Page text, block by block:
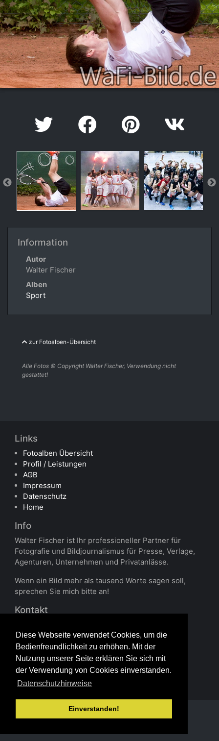
Diese Webseite verwendet Cookies, um die
Bedienfreundlichkeit zu erhöhen. Mit der
Nutzung unserer Seite erklären Sie sich mit
der Verwendung von Cookies einverstanden.
Datenschutzhinweise
Einverstanden!
Information
Autor
Walter Fischer
Alben
Sport
zur Fotoalben-Übersicht
Alle Fotos © Copyright Walter Fischer, Verwendung nicht
gestattet!
Links
Fotoalben Übersicht
Profil / Leistungen
AGB
Impressum
Datenschutz
Home
Info
Walter Fischer ist Ihr professioneller Partner für
Fotografie und Bildjournalismus für Presse, Verlage,
Agenturen, Unternehmen und Privatanlässe.
Wenn ein Bild mehr als tausend Worte sagen soll,
sprechen Sie mich bitte an!
Kontakt
Zu den Sieben Hämmern 11
45527 Hattingen
Fon 0232432491
Mobile 01703103431
info@wafi-bild.de
Powered byPiwigo